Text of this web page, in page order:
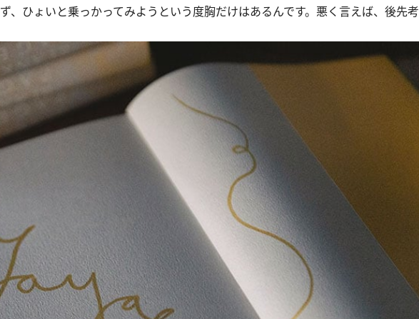
、ひょいと乗っかってみようという度胸だけはあるんです。悪く言えば、後先考